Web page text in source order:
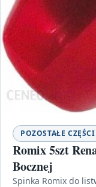
POZOSTAŁE
Romix 5szt
Bocznej
Spinka Romix do